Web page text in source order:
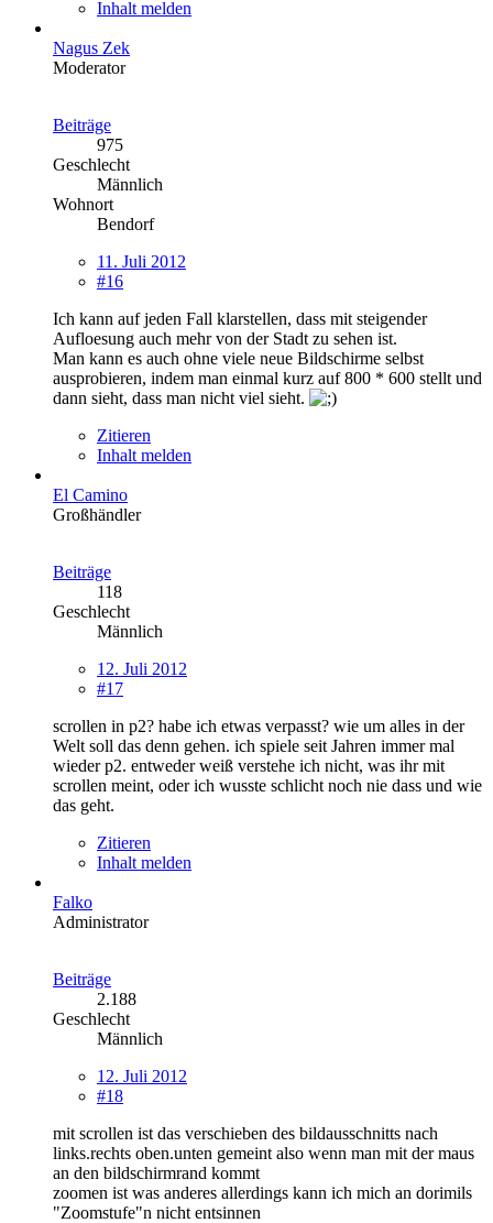
Inhalt melden
Nagus Zek
Moderator
Beiträge
975
Geschlecht
Männlich
Wohnort
Bendorf
11. Juli 2012
#16
Ich kann auf jeden Fall klarstellen, dass mit steigender
Aufloesung auch mehr von der Stadt zu sehen ist.
Man kann es auch ohne viele neue Bildschirme selbst
ausprobieren, indem man einmal kurz auf 800 * 600 stellt und
dann sieht, dass man nicht viel sieht.
Zitieren
Inhalt melden
El Camino
Großhändler
Beiträge
118
Geschlecht
Männlich
12. Juli 2012
#17
scrollen in p2? habe ich etwas verpasst? wie um alles in der
Welt soll das denn gehen. ich spiele seit Jahren immer mal
wieder p2. entweder weiß verstehe ich nicht, was ihr mit
scrollen meint, oder ich wusste schlicht noch nie dass und wie
das geht.
Zitieren
Inhalt melden
Falko
Administrator
Beiträge
2.188
Geschlecht
Männlich
12. Juli 2012
#18
mit scrollen ist das verschieben des bildausschnitts nach
links.rechts oben.unten gemeint also wenn man mit der maus
an den bildschirmrand kommt
zoomen ist was anderes allerdings kann ich mich an dorimils
"Zoomstufe"n nicht entsinnen